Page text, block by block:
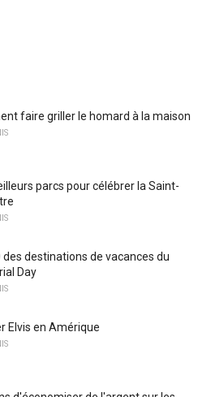
faire griller le homard à la maison
parcs pour célébrer la Saint-
des destinations de vacances du
Day
Elvis en Amérique